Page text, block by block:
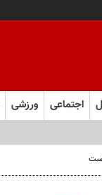
اجتماعی ورزشی